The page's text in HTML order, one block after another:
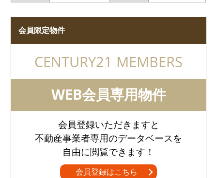
会員限定物件
CENTURY21 MEMBERS
WEB会員専用物件
会員登録いただきますと
不動産事業者専用のデータベースを
自由に閲覧できます！
会員登録はこちら